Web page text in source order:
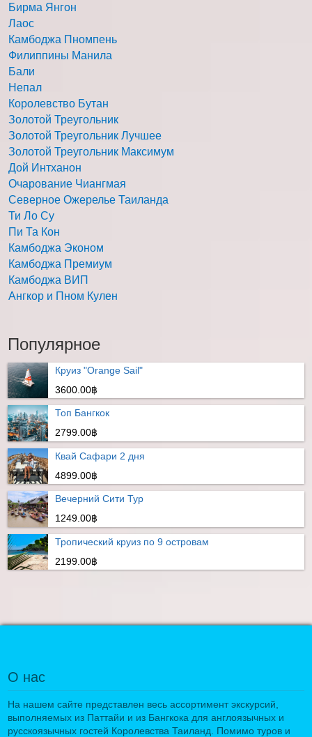
Бирма Янгон
Лаос
Камбоджа Пномпень
Филиппины Манила
Бали
Непал
Королевство Бутан
Золотой Треугольник
Золотой Треугольник Лучшее
Золотой Треугольник Максимум
Дой Интханон
Очарование Чиангмая
Северное Ожерелье Таиланда
Ти Ло Су
Пи Та Кон
Камбоджа Эконом
Камбоджа Премиум
Камбоджа ВИП
Ангкор и Пном Кулен
Популярное
Круиз "Orange Sail"
3600.00฿
Топ Бангкок
2799.00฿
Квай Сафари 2 дня
4899.00฿
Вечерний Сити Тур
1249.00฿
Тропический круиз по 9 островам
2199.00฿
О нас
На нашем сайте представлен весь ассортимент экскурсий,
выполняемых из Паттайи и из Бангкока для англоязычных и
русскоязычных гостей Королевства Таиланд. Помимо туров и